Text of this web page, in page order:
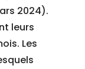
2024).
leurs
Les